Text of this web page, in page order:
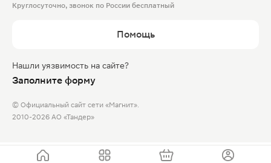
Круглосуточно, звонок по России бесплатный
Помощь
Нашли уязвимость на сайте?
Заполните форму
© Официальный сайт сети «Магнит».
2010-2026 АО «Тандер»